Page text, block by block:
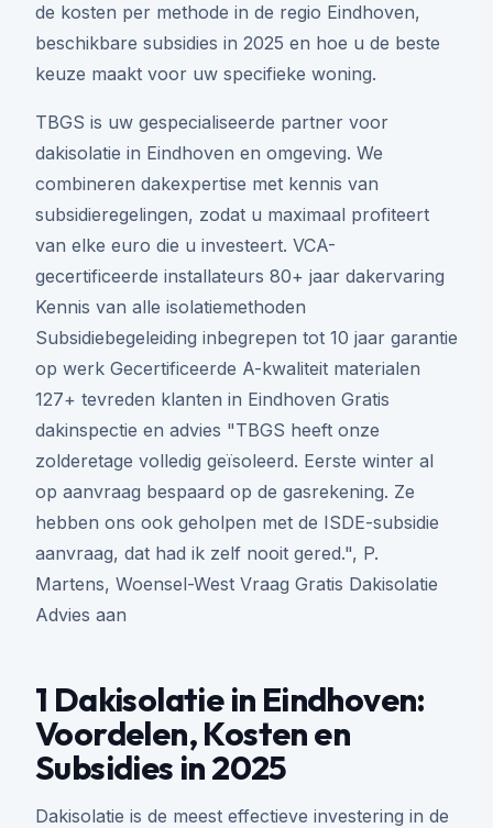
de kosten per methode in de regio Eindhoven,
beschikbare subsidies in 2025 en hoe u de beste
keuze maakt voor uw specifieke woning.
TBGS is uw gespecialiseerde partner voor
dakisolatie in Eindhoven en omgeving. We
combineren dakexpertise met kennis van
subsidieregelingen, zodat u maximaal profiteert
van elke euro die u investeert. VCA-
gecertificeerde installateurs 80+ jaar dakervaring
Kennis van alle isolatiemethoden
Subsidiebegeleiding inbegrepen tot 10 jaar garantie
op werk Gecertificeerde A-kwaliteit materialen
127+ tevreden klanten in Eindhoven Gratis
dakinspectie en advies "TBGS heeft onze
zolderetage volledig geïsoleerd. Eerste winter al
op aanvraag bespaard op de gasrekening. Ze
hebben ons ook geholpen met de ISDE-subsidie
aanvraag, dat had ik zelf nooit gered.", P.
Martens, Woensel-West Vraag Gratis Dakisolatie
Advies aan
1 Dakisolatie in Eindhoven:
Voordelen, Kosten en
Subsidies in 2025
Dakisolatie is de meest effectieve investering in de